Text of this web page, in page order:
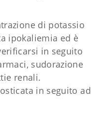
di potassio
ipokaliemia ed è
in seguito
sudorazione
renali.
in seguito ad